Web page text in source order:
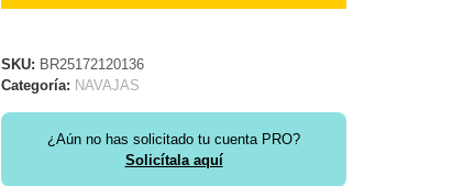
SKU: BR25172120136
Categoría: NAVAJAS
¿Aún no has solicitado tu cuenta PRO?
Solicítala aquí